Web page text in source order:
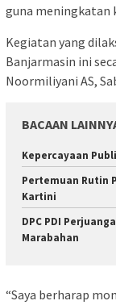
guna meningkatan
Kegiatan yang
Banjarmasin ini
Noormiliyani AS,
BACAAN
Kepercayaan
Pertemuan Rutin
Kartini
DPC PDI
Marabahan
“Saya berharap